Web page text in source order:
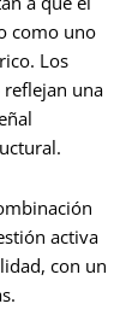
como uno
Los
una
activa
con un